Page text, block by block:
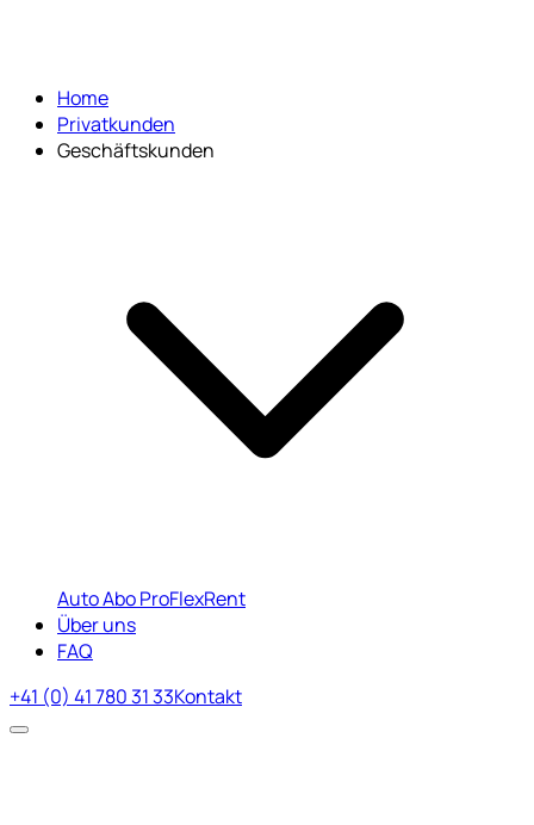
Home
Privatkunden
Geschäftskunden
Auto Abo ProFlexRent
Über uns
FAQ
+41 (0) 41 780 31 33Kontakt